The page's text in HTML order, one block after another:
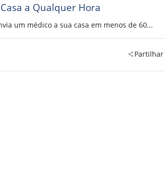
a Qualquer Hora
um médico a sua casa em menos de 60...
Partilhar